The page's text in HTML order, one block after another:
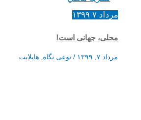
مرداد ۷ ۱۳۹۹
محلی، جهانی است!
مرداد ۷, ۱۳۹۹ / نوعی نگاه ,هایلایت